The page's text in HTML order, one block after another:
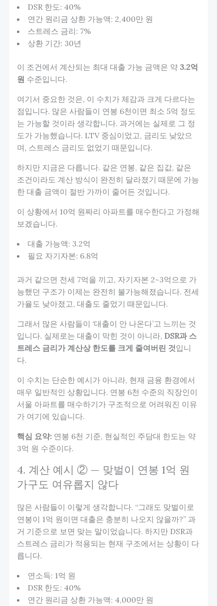
DSR 한도: 40%
연간 원리금 상환 가능액: 2,400만 원
스트레스 금리: 7%
상환 기간: 30년
이 조건에서 계산되는 최대 대출 가능 금액은 약 3.2억
원 수준입니다.
여기서 중요한 것은, 이 수치가 체감과 크게 다르다는
점입니다. 많은 사람들이 연봉 6천이면 최소 5억 정도
는 가능할 것이라 생각합니다. 과거에는 실제로 그 정
도가 가능했습니다. LTV 중심이었고, 금리도 낮았으
며, 스트레스 금리도 없었기 때문입니다.
하지만 지금은 다릅니다. 같은 연봉, 같은 집값, 같은
조건이라도 계산 방식이 완전히 달라졌기 때문에 가능
한 대출 금액이 절반 가까이 줄어든 것입니다.
이 상황에서 10억 원짜리 아파트를 매수한다고 가정해
보겠습니다.
대출 가능액: 3.2억
필요 자기자본: 6.8억
과거 같으면 전세 7억을 끼고, 자기자본 2~3억으로 가
능했던 구조가 이제는 완전히 불가능해졌습니다. 전세
가율도 낮아졌고, 대출도 줄었기 때문입니다.
그래서 많은 사람들이 ‘대출이 안 나온다’고 느끼는 것
입니다. 실제로는 대출이 막힌 것이 아니라, DSR과 스
트레스 금리가 계산상 한도를 크게 줄여버린 것입니
다.
이 수치는 단순한 예시가 아니라, 현재 금융 환경에서
매우 일반적인 상황입니다. 연봉 6천 수준의 직장인이
서울 아파트를 매수하기가 구조적으로 어려워진 이유
가 여기에 있습니다.
핵심 요약:연봉 6천 기준, 현실적인 주담대 한도는 약
3억 원 수준이다.
4. 계산 예시 ② — 맞벌이 연봉 1억 원
가구도 여유롭지 않다
많은 사람들이 이렇게 생각합니다. “그래도 맞벌이로
연봉이 1억 원이면 대출은 충분히 나오지 않을까?” 과
거 기준으로 보면 맞는 말이었습니다. 하지만 DSR과
스트레스 금리가 적용되는 현재 구조에서는 상황이 다
릅니다.
연소득: 1억 원
DSR 한도: 40%
연간 원리금 상환 가능액: 4,000만 원